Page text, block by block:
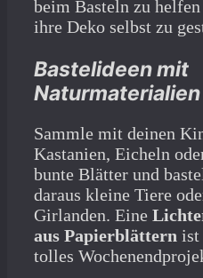
beim Basteln zu
ihre Deko selbst zu
Bastelideen mit
Naturmaterialien
Sammle mit deinen
Kastanien, Eicheln
bunte Blätter und
daraus kleine Tiere
Girlanden. Eine
aus Papierblättern ist
tolles